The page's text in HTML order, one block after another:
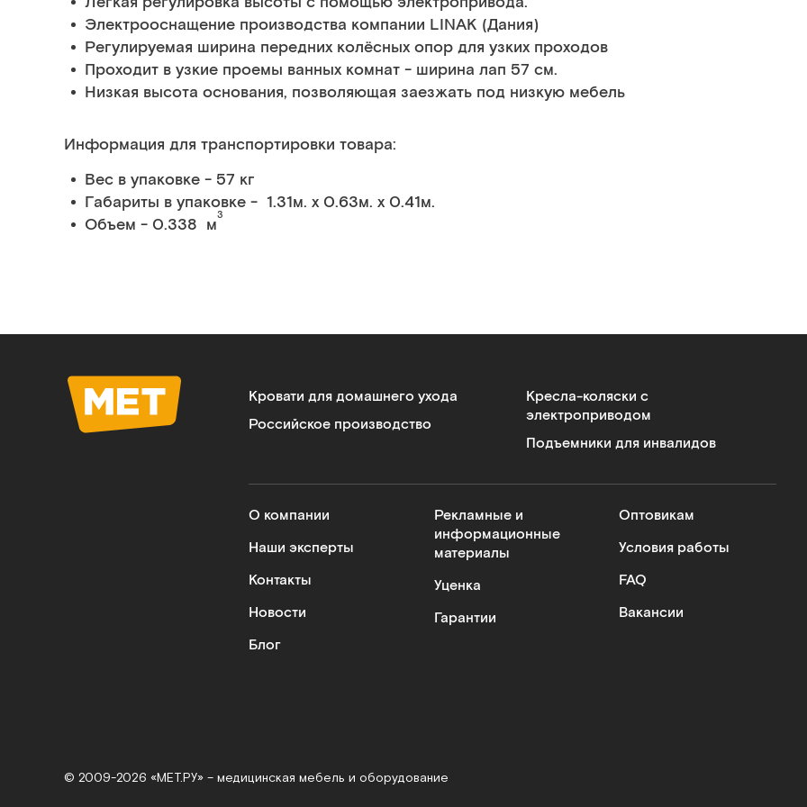
Электрооснащение производства компании LINAK (Дания)
Регулируемая ширина передних колёсных опор для узких проходов
Проходит в узкие проемы ванных комнат - ширина лап 57 см.
Низкая высота основания, позволяющая заезжать под низкую мебель
Информация для транспортировки товара:
Вес в упаковке - 57 кг
Габариты в упаковке - 1.31м. x 0.63м. x 0.41м.
Объем - 0.338 м3
Кровати для домашнего ухода
Российское производство
Кресла-коляски с
электроприводом
Подъемники для инвалидов
О компании
Наши эксперты
Контакты
Новости
Блог
Рекламные и
информационные
материалы
Уценка
Гарантии
Оптовикам
Условия работы
FAQ
Вакансии
© 2009-2026 «МЕТ.РУ» – медицинская мебель и оборудование